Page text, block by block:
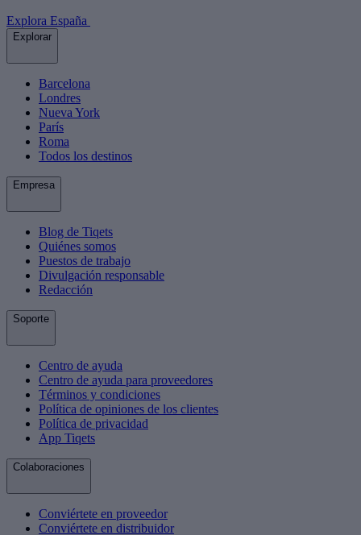
Explora España
Explorar
Barcelona
Londres
Nueva York
París
Roma
Todos los destinos
Empresa
Blog de Tiqets
Quiénes somos
Puestos de trabajo
Divulgación responsable
Redacción
Soporte
Centro de ayuda
Centro de ayuda para proveedores
Términos y condiciones
Política de opiniones de los clientes
Política de privacidad
App Tiqets
Colaboraciones
Conviértete en proveedor
Conviértete en distribuidor